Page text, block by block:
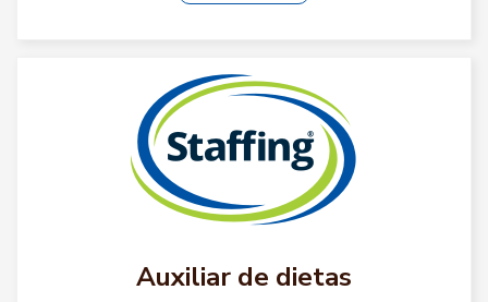
Auxiliar de dietas